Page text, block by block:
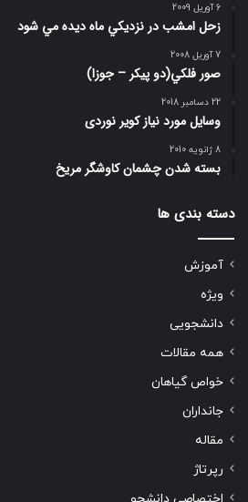
6 آوریل 2009
زحل امشب در نزديكي ماه ديده مي شود
7 آوریل 2008
صور فلكي(دو پیکر – جوزا)
22 دسامبر 2018
وسایل مورد نیاز کویر نوردی
8 ژانویه 2010
بسته شدن چشمان کاوشگر مريخ
دسته بندی ها
آموزش
ویژه
دانشجویی
همه مقالات
خواص گیاهان
جانداران
مقاله
رپرتاژ